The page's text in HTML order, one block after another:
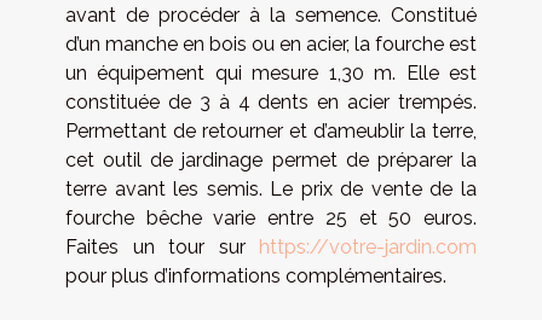
avant de procéder à la semence. Constitué
d’un manche en bois ou en acier, la fourche est
un équipement qui mesure 1,30 m. Elle est
constituée de 3 à 4 dents en acier trempés.
Permettant de retourner et d’ameublir la terre,
cet outil de jardinage permet de préparer la
terre avant les semis. Le prix de vente de la
fourche bêche varie entre 25 et 50 euros.
Faites un tour sur
https://votre-jardin.com
pour plus d’informations complémentaires.